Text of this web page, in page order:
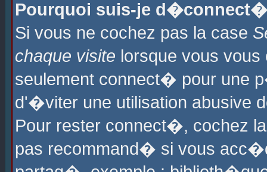
Pourquoi suis-je
Si vous ne cochez pas la case
chaque visite lorsque vous
seulement connect� pour une
d'�viter une utilisation abusive
Pour rester connect�, cochez
pas recommand� si vous